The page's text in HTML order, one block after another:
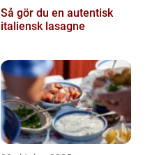
Så gör du en autentisk
italiensk lasagne